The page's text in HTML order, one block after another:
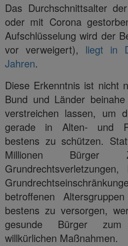
Das Durchschnittsalter
oder mit Corona
Aufschlüsselung wird der
vor verweigert), liegt in
Jahren.
Diese Erkenntnis ist nicht
Bund und Länder
verstreichen lassen, um
gerade in Alten- und
bestens zu schützen.
Millionen Bürger
betroffenen
bestens zu versorgen,
gesunde Bürger
willkürlichen Maßnahmen.